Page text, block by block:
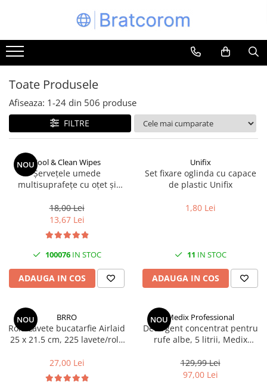
Toate Produsele
Articole animale
Adapatoare animale
Hrana pentru animale
Hrana pentru caini
Hrana pentru pisici
Auto
Bucatarii de vara Tuozi
Articole ambalare
Articole bucatarie
Articole mobila
Articole organizare
Articole Sportive
Cutii postale
Electronice si electrocasnice
Incalzire si racire
Usi si porti
Constructii
Toate Produsele
Afiseaza: 1-24 din 506 produse
FILTRE
NOUCool & Clean Wipes
Șervețele umede
multisuprafețe cu oțet și
Clean
18,00 Lei
13,67 Lei
100076IN STOC
ADAUGA IN COS
Unifix
Set fixare oglinda cu capace
de plastic Unifix
1,80 Lei
11 IN STOC
ADAUGA IN COS
NOU BRRO
Rola Lavete bucatarfie Airlaid
25 x 21.5 cm, 225 lavete/rola
27,00 Lei
NOUMedix Professional
Detergent concentrat pentru
rufe albe, 5 litrii, Medix
129,99 Lei
97,00 Lei